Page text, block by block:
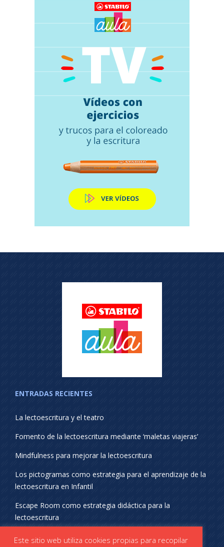
ENTRADAS RECIENTES
La lectoescritura y el teatro
Fomento de la lectoescritura mediante ‘maletas viajeras’
Mindfulness para mejorar la lectoescritura
Los pictogramas como estrategia para el aprendizaje de la
lectoescritura en Infantil
Escape Room como estrategia didáctica para la
lectoescritura
¡SÍGUENOS EN REDES SOCIALES!
Este sitio web utiliza cookies propias para recopilar